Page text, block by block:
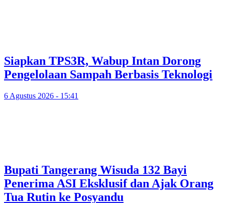
Siapkan TPS3R, Wabup Intan Dorong
Pengelolaan Sampah Berbasis Teknologi
6 Agustus 2026 - 15:41
Bupati Tangerang Wisuda 132 Bayi
Penerima ASI Eksklusif dan Ajak Orang
Tua Rutin ke Posyandu